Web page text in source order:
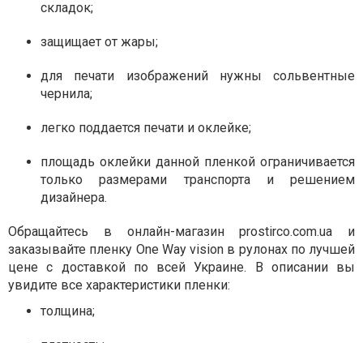
складок;
защищает от жары;
для печати изображений нужны сольвентные
чернила;
легко поддается печати и оклейке;
площадь оклейки данной пленкой ограничивается
только размерами транспорта и решением
дизайнера.
Обращайтесь в онлайн-магазин prostirco.com.ua и
заказывайте пленку One Way vision в рулонах по лучшей
цене с доставкой по всей Украине. В описании вы
увидите все характеристики пленки:
толщина;